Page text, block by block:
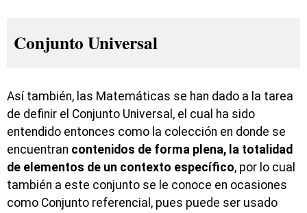
Conjunto Universal
Así también, las Matemáticas se han dado a la tarea
de definir el Conjunto Universal, el cual ha sido
entendido entonces como la colección en donde se
encuentran contenidos de forma plena, la totalidad
de elementos de un contexto específico, por lo cual
también a este conjunto se le conoce en ocasiones
como Conjunto referencial, pues puede ser usado